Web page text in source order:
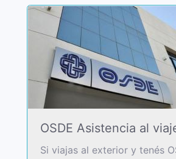
OSDE Asistencia al
Si viajas al exterior y tenés